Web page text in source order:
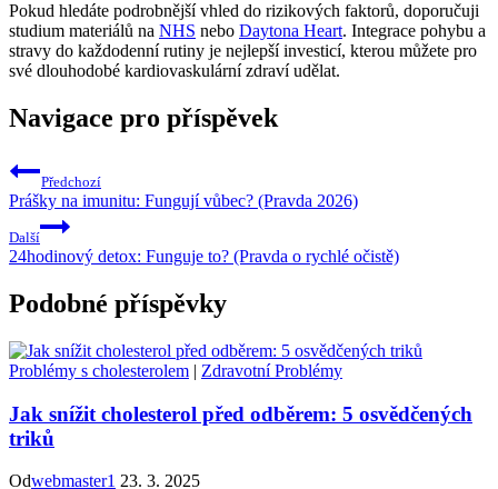
Pokud hledáte podrobnější vhled do rizikových faktorů, doporučuji
studium materiálů na NHS nebo Daytona Heart. Integrace pohybu a
stravy do každodenní rutiny je nejlepší investicí, kterou můžete pro
své dlouhodobé kardiovaskulární zdraví udělat.
Navigace pro příspěvek
Předchozí
Prášky na imunitu: Fungují vůbec? (Pravda 2026)
Další
24hodinový detox: Funguje to? (Pravda o rychlé očistě)
Podobné příspěvky
Problémy s cholesterolem | Zdravotní Problémy
Jak snížit cholesterol před odběrem: 5 osvědčených
triků
Odwebmaster1 23. 3. 2025